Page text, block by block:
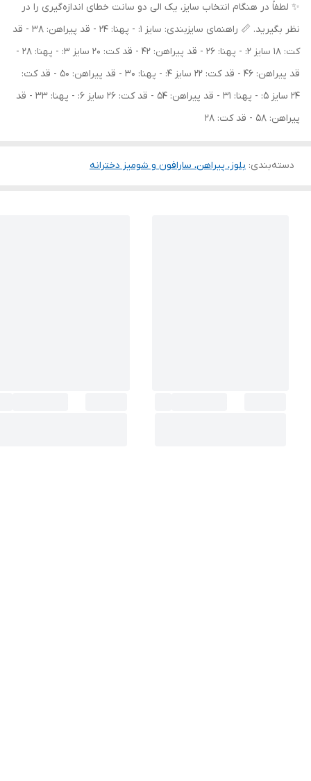
✨ لطفاً در هنگام انتخاب سایز، یک الی دو سانت خطای اندازه‌گیری را در
نظر بگیرید. 📏 راهنمای سایزبندی: سایز 1: - پهنا: 24 - قد پیراهن: 38 - قد
کت: 18 سایز 2: - پهنا: 26 - قد پیراهن: 42 - قد کت: 20 سایز 3: - پهنا: 28 -
قد پیراهن: 46 - قد کت: 22 سایز 4: - پهنا: 30 - قد پیراهن: 50 - قد کت:
24 سایز 5: - پهنا: 31 - قد پیراهن: 54 - قد کت: 26 سایز 6: - پهنا: 33 - قد
پیراهن: 58 - قد کت: 28
دسته‌بندی: بلوز، پیراهن، سارافون و شومیز دخترانه